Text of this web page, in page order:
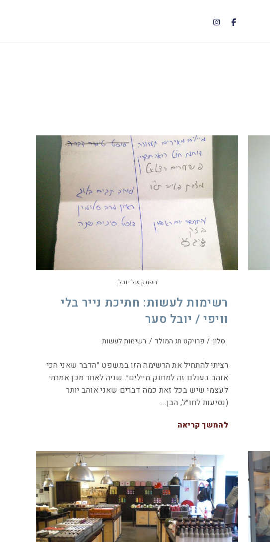
הפתק של יובל.
רשימות לעשות: חתיכת נייר בלי
וויפי / יובל סער
סלון / פרויקט חג המולד / רשימות לעשות
רציתי להתחיל את הרשימה הזו במשפט ״הדבר שאני הכי
אוהב בעולם זה למחוק מיילים״. שניה לאחר מכן אמרתי
לעצמי שיש בכל זאת כמה דברים שאני אוהב יותר
(נסיעות לחו״ל, הבן…
להמשך קריאה